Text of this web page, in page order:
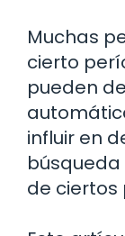
Muchas
cierto
pueden
influir en
de ciertos